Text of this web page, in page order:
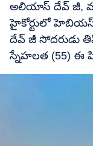
అలియాస్ దేవ్ జీ,
హైకోర్టులో హెబియస్
దేవ్ జీ సోదరుడు
స్నేహలత (55) ఈ